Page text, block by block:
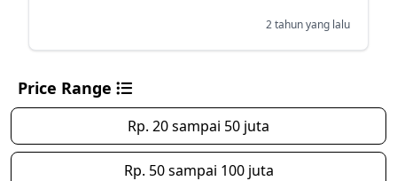
2 tahun yang lalu
Price Range
Rp. 20 sampai 50 juta
Rp. 50 sampai 100 juta